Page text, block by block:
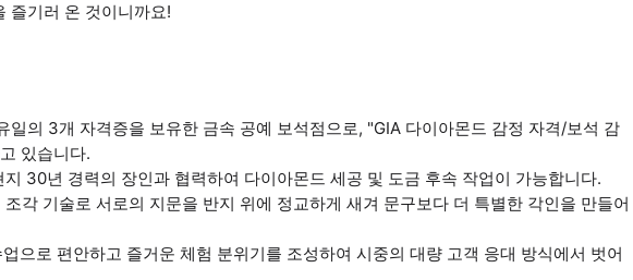
즐기러 온 것이니까요!
일의 3개 자격증을 보유한 금속 공예 보석점으로, "GIA 다이아몬드 감정 자격/보석 감
있습니다.
30년 경력의 장인과 협력하여 다이아몬드 세공 및 도금 후속 작업이 가능합니다.
각 기술로 서로의 지문을 반지 위에 정교하게 새겨 문구보다 더 특별한 각인을 만들어
으로 편안하고 즐거운 체험 분위기를 조성하여 시중의 대량 고객 응대 방식에서 벗어